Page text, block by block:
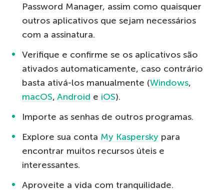
Password Manager, assim como quaisquer
outros aplicativos que sejam necessários
com a assinatura.
Verifique e confirme se os aplicativos são
ativados automaticamente, caso contrário
basta ativá-los manualmente (Windows,
macOS, Android e iOS).
Importe as senhas de outros programas.
Explore sua conta My Kaspersky para
encontrar muitos recursos úteis e
interessantes.
Aproveite a vida com tranquilidade.